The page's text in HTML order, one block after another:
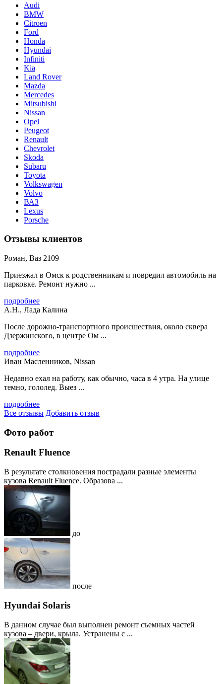
Audi
BMW
Citroen
Ford
Honda
Hyundai
Infiniti
Kia
Land Rover
Mazda
Mercedes
Mitsubishi
Nissan
Opel
Peugeot
Renault
Chevrolet
Skoda
Subaru
Toyota
Volkswagen
Volvo
ВАЗ
Lexus
Porsche
Отзывы клиентов
Роман, Ваз 2109
Приезжал в Омск к родственникам и повредил автомобиль на
парковке. Ремонт нужно ...
подробнее
А.Н., Лада Калина
После дорожно-транспортного происшествия, около сквера
Дзержинского, в центре Ом ...
подробнее
Иван Масленников, Nissan
Недавно ехал на работу, как обычно, часа в 4 утра. На улице
темно, гололед. Выез ...
подробнее
Все отзывы Добавить отзыв
Фото работ
Renault Fluence
В результате столкновения пострадали разные элементы
кузова Renault Fluence. Образова ...
до
после
Hyundai Solaris
В данном случае был выполнен ремонт съемных частей
кузова – двери, крыла. Устранены с ...